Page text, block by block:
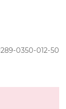
0350-012-50